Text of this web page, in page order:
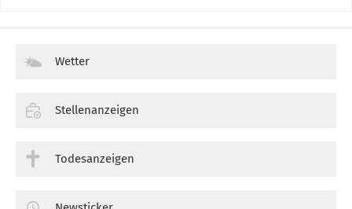
Wetter
Stellenanzeigen
Todesanzeigen